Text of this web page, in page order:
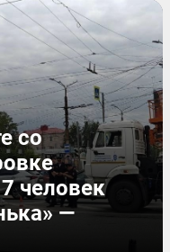
со
человек
—